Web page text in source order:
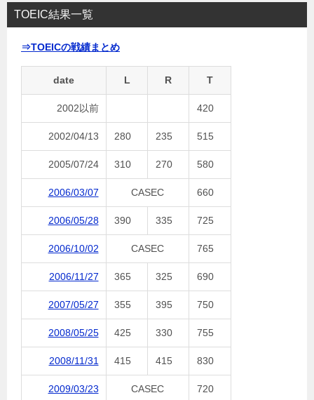
TOEIC結果一覧
⇒TOEICの戦績まとめ
date L R T
2002以前 420
2002/04/13 280 235 515
2005/07/24 310 270 580
2006/03/07 CASEC 660
2006/05/28 390 335 725
2006/10/02 CASEC 765
2006/11/27 365 325 690
2007/05/27 355 395 750
2008/05/25 425 330 755
2008/11/31 415 415 830
2009/03/23 CASEC 720